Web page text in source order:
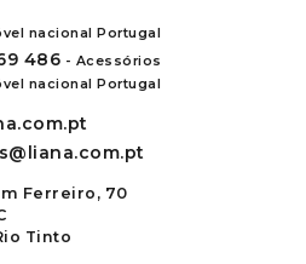
nacional Portugal
486 - Acessórios
nacional Portugal
Ferreiro, 70
Tinto